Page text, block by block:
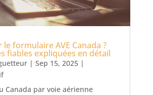
formulaire AVE Canada ?
fiables expliquées en détail
| Sep 15, 2025|
Canada par voie aérienne